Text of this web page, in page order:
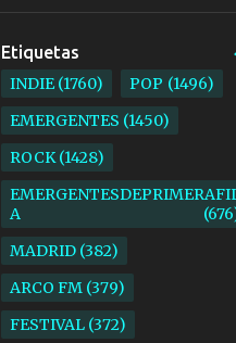
Etiquetas
INDIE 1760 POP 1496
EMERGENTES 1450
ROCK 1428
A
676
MADRID 382
ARCO FM 379
FESTIVAL 372